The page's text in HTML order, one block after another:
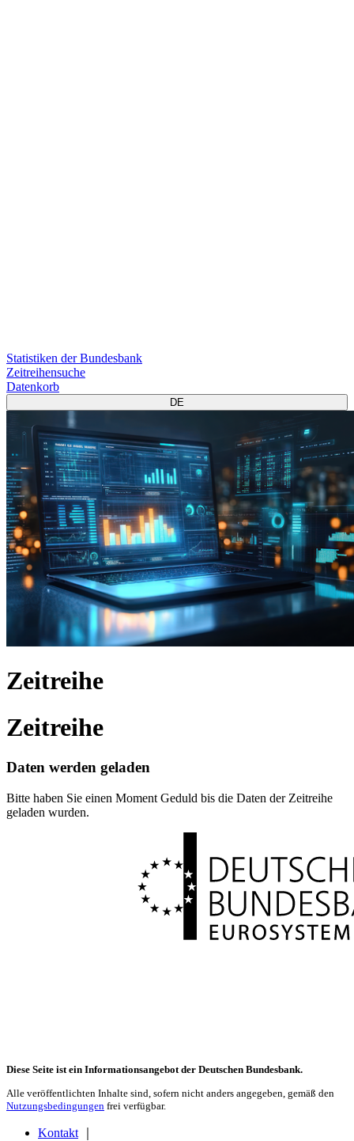
Statistiken der Bundesbank
Zeitreihensuche
Datenkorb
DE
Zeitreihe
Zeitreihe
Daten werden geladen
Bitte haben Sie einen Moment Geduld bis die Daten der Zeitreihe
geladen wurden.
Diese Seite ist ein Informationsangebot der Deutschen Bundesbank.
Alle veröffentlichten Inhalte sind, sofern nicht anders angegeben, gemäß den
Nutzungsbedingungen frei verfügbar.
Kontakt